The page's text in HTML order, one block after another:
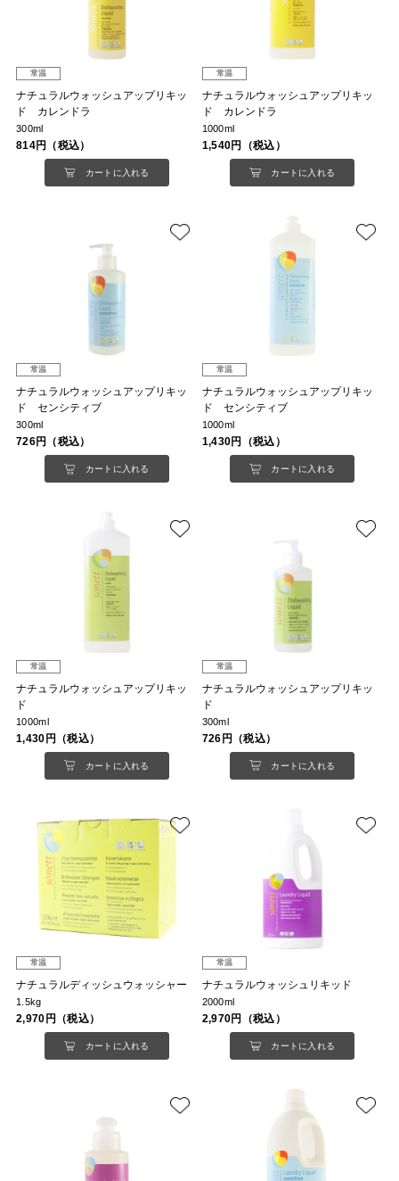
常温
ナチュラルウォッシュアップリキッ
ド カレンドラ
300ml
814円（税込）
カートに入れる
常温
ナチュラルウォッシュアップリキッ
ド カレンドラ
1000ml
1,540円（税込）
カートに入れる
常温
ナチュラルウォッシュアップリキッ
ド センシティブ
300ml
726円（税込）
カートに入れる
常温
ナチュラルウォッシュアップリキッ
ド センシティブ
1000ml
1,430円（税込）
カートに入れる
常温
ナチュラルウォッシュアップリキッ
ド
1000ml
1,430円（税込）
カートに入れる
常温
ナチュラルウォッシュアップリキッ
ド
300ml
726円（税込）
カートに入れる
常温
ナチュラルディッシュウォッシャー
1.5kg
2,970円（税込）
カートに入れる
常温
ナチュラルウォッシュリキッド
2000ml
2,970円（税込）
カートに入れる